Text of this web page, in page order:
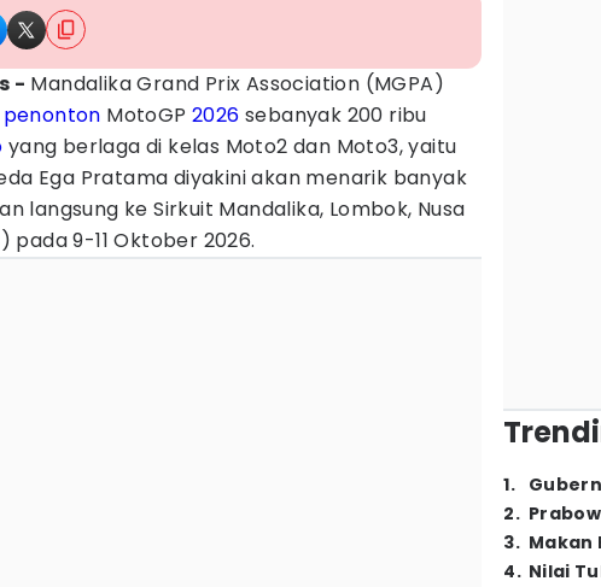
- Mandalika Grand Prix Association (MGPA)
penonton MotoGP2026 sebanyak 200 ribu
yang berlaga di kelas Moto2 dan Moto3, yaitu
Ega Pratama diyakini akan menarik banyak
langsung ke Sirkuit Mandalika, Lombok, Nusa
pada 9-11 Oktober 2026.
1.
2.
3. Makan
4. Nilai